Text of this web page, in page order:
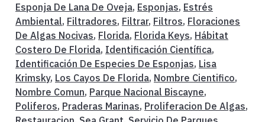
Esponja De Lana De Oveja, Esponjas, Estrés
Ambiental, Filtradores, Filtrar, Filtros, Floraciones
De Algas Nocivas, Florida, Florida Keys, Hábitat
Costero De Florida, Identificación Científica,
Identificación De Especies De Esponjas, Lisa
Krimsky, Los Cayos De Florida, Nombre Cientifico,
Nombre Comun, Parque Nacional Biscayne,
Poliferos, Praderas Marinas, Proliferacion De Algas,